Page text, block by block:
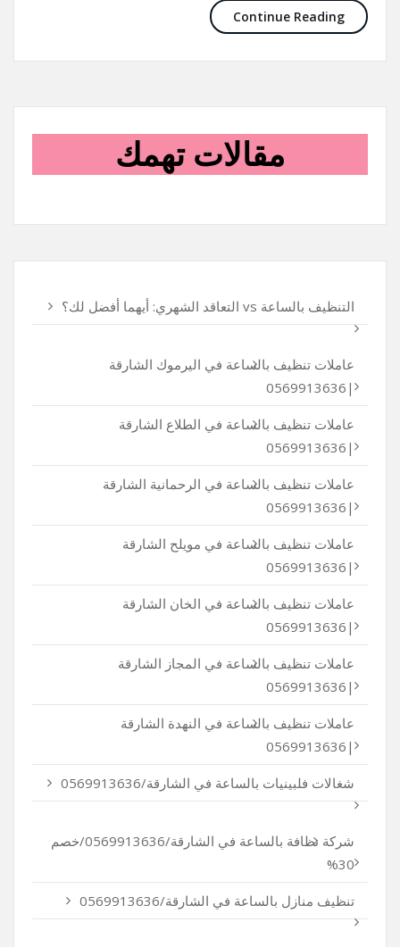
Continue Reading
مقالات تهمك
التنظيف بالساعة vs التعاقد الشهري: أيهما أفضل لك؟
عاملات تنظيف بالساعة في اليرموك الشارقة
|0569913636
عاملات تنظيف بالساعة في الطلاع الشارقة
|0569913636
عاملات تنظيف بالساعة في الرحمانية الشارقة
|0569913636
عاملات تنظيف بالساعة في مويلح الشارقة
|0569913636
عاملات تنظيف بالساعة في الخان الشارقة
|0569913636
عاملات تنظيف بالساعة في المجاز الشارقة
|0569913636
عاملات تنظيف بالساعة في النهدة الشارقة
|0569913636
شغالات فلبينيات بالساعة في الشارقة/0569913636
شركة نظافة بالساعة في الشارقة/0569913636/خصم
30%
تنظيف منازل بالساعة في الشارقة/0569913636